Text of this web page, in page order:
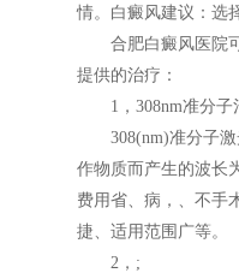
情。白癜风建议：选
合肥白癜风医院可
提供的治疗：
1，308nm准分子
308(nm)准分子激
作物质而产生的波长
费用省、病，、不手
捷、适用范围广等。
2，;